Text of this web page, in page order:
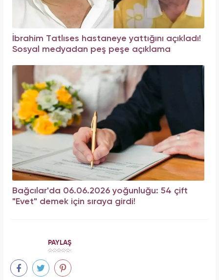
İbrahim Tatlıses hastaneye yattığını açıkladı!
Sosyal medyadan peş peşe açıklama
Bağcılar'da 06.06.2026 yoğunluğu: 54 çift
"Evet" demek için sıraya girdi!
PAYLAŞ